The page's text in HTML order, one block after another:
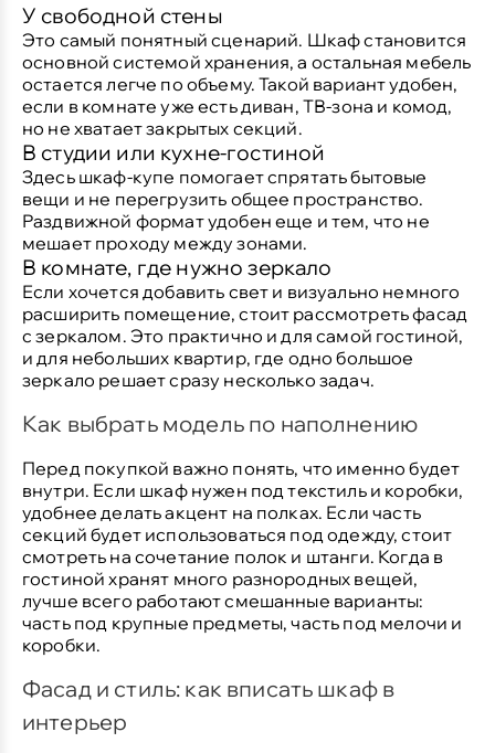
У свободной стены
Это самый понятный сценарий. Шкаф становится
основной системой хранения, а остальная мебель
остается легче по объему. Такой вариант удобен,
если в комнате уже есть диван, ТВ-зона и комод,
но не хватает закрытых секций.
В студии или кухне-гостиной
Здесь шкаф-купе помогает спрятать бытовые
вещи и не перегрузить общее пространство.
Раздвижной формат удобен еще и тем, что не
мешает проходу между зонами.
В комнате, где нужно зеркало
Если хочется добавить свет и визуально немного
расширить помещение, стоит рассмотреть фасад
с зеркалом. Это практично и для самой гостиной,
и для небольших квартир, где одно большое
зеркало решает сразу несколько задач.
Как выбрать модель по наполнению
Перед покупкой важно понять, что именно будет
внутри. Если шкаф нужен под текстиль и коробки,
удобнее делать акцент на полках. Если часть
секций будет использоваться под одежду, стоит
смотреть на сочетание полок и штанги. Когда в
гостиной хранят много разнородных вещей,
лучше всего работают смешанные варианты:
часть под крупные предметы, часть под мелочи и
коробки.
Фасад и стиль: как вписать шкаф в
интерьер